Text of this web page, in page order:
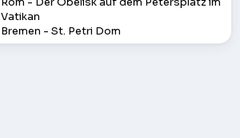
Vatikan
Bremen - St. Petri Dom